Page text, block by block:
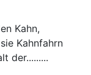
Kahn,
Kahnfahrn
der.........